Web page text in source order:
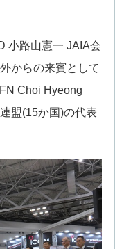
小路山憲一 JAIA会
からの来賓として
Choi Hyeong
盟(15か国)の代表